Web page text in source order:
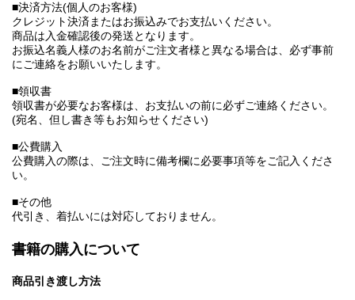
■決済方法(個人のお客様)
クレジット決済またはお振込みでお支払いください。
商品は入金確認後の発送となります。
お振込名義人様のお名前がご注文者様と異なる場合は、必ず事前
にご連絡をお願いいたします。
■領収書
領収書が必要なお客様は、お支払いの前に必ずご連絡ください。
(宛名、但し書き等もお知らせください)
■公費購入
公費購入の際は、ご注文時に備考欄に必要事項等をご記入くださ
い。
■その他
代引き、着払いには対応しておりません。
書籍の購入について
商品引き渡し方法